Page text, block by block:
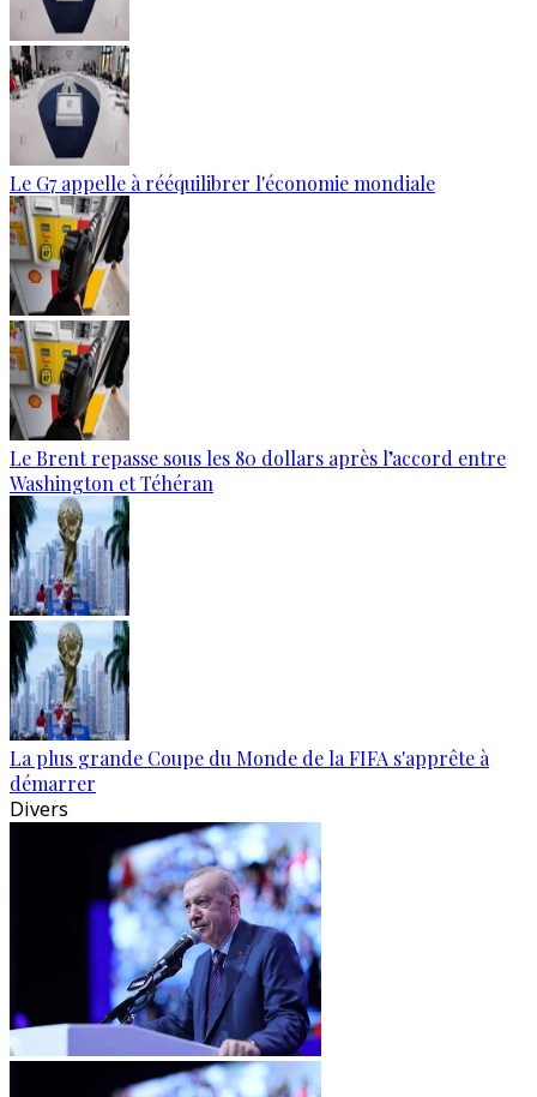
Le G7 appelle à rééquilibrer l'économie mondiale
Le Brent repasse sous les 80 dollars après l’accord entre
Washington et Téhéran
La plus grande Coupe du Monde de la FIFA s'apprête à
démarrer
Divers